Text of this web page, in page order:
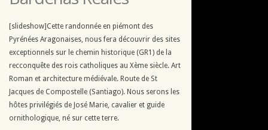
[slideshow]Cette randonnée en piémont des
Pyrénées Aragonaises, nous fera découvrir des sites
exceptionnels sur le chemin historique (GR1) de la
recconquête des rois catholiques au Xème siècle. Art
Roman et architecture médiévale. Route de St
Jacques de Compostelle (Santiago). Nous serons les
hôtes privilégiés de José Marie, cavalier et guide
ornithologique, né sur cette terre.